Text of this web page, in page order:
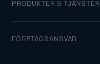
PRODUKTER & TJÄNSTER
FÖRETAGSANSVAR